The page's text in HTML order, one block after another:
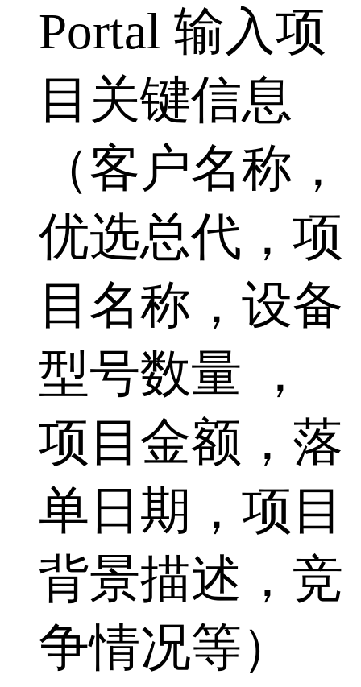
Portal 输入项
目关键信息
（客户名称，
优选总代，项
目名称，设备
型号数量 ，
项目金额，落
单日期，项目
背景描述，竞
争情况等）